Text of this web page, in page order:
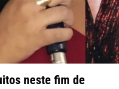
neste fim de